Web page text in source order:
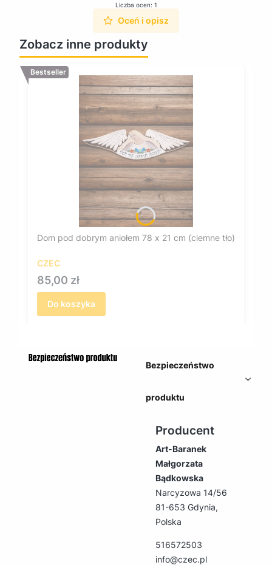
Liczba ocen: 1
Oceń i opisz
Zobacz inne produkty
Bestseller
Dom pod dobrym aniołem 78 x 21 cm (ciemne tło)
CZEC
Cena
85,00 zł
Do koszyka
Bezpieczeństwo
produktu
Producent
Art-Baranek
Małgorzata
Bądkowska
Narcyzowa 14/56
81-653 Gdynia,
Polska
516572503
info@czec.pl